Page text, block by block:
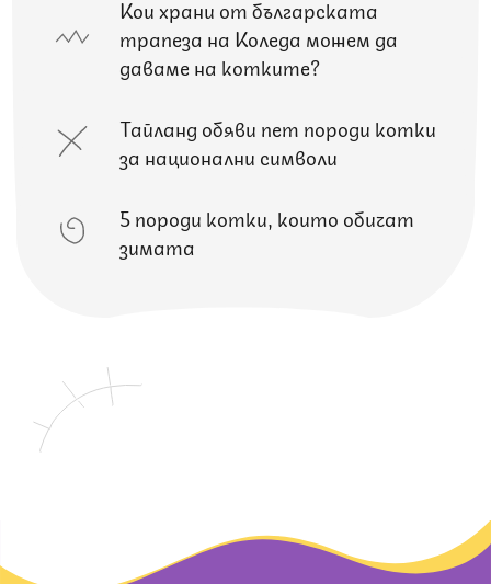
Кои храни от българската
трапеза на Коледа можем да
даваме на котките?
Тайланд обяви пет породи котки
за национални символи
5 породи котки, които обичат
зимата